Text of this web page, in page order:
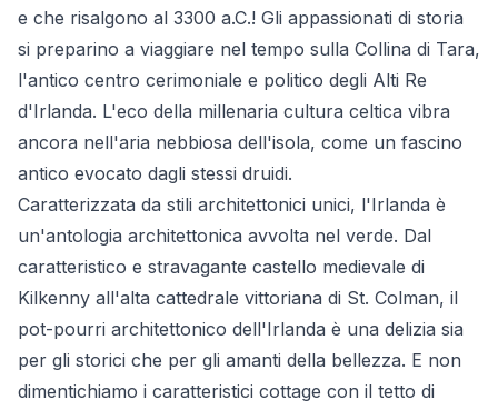
e che risalgono al 3300 a.C.! Gli appassionati di storia
si preparino a viaggiare nel tempo sulla Collina di Tara,
l'antico centro cerimoniale e politico degli Alti Re
d'Irlanda. L'eco della millenaria cultura celtica vibra
ancora nell'aria nebbiosa dell'isola, come un fascino
antico evocato dagli stessi druidi.
Caratterizzata da stili architettonici unici, l'Irlanda è
un'antologia architettonica avvolta nel verde. Dal
caratteristico e stravagante castello medievale di
Kilkenny all'alta cattedrale vittoriana di St. Colman, il
pot-pourri architettonico dell'Irlanda è una delizia sia
per gli storici che per gli amanti della bellezza. E non
dimentichiamo i caratteristici cottage con il tetto di